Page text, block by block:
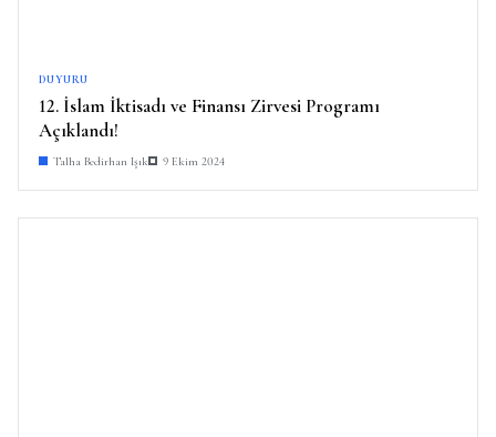
DUYURU
12. İslam İktisadı ve Finansı Zirvesi Programı
Açıklandı!
Talha Bedirhan Işık 9 Ekim 2024